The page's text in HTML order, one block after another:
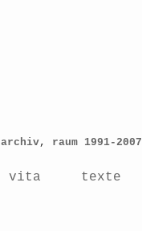
archiv, raum 1991-2007
vita texte